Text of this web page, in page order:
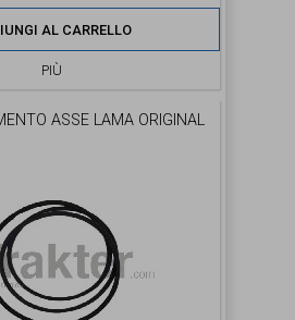
AL CARRELLO
PIÙ
ASSE LAMA ORIGINAL